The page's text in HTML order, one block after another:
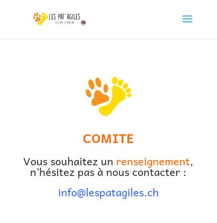
COMITE
Vous souhaitez un renseignement,
n’hésitez pas à nous contacter :
info@lespatagiles.ch